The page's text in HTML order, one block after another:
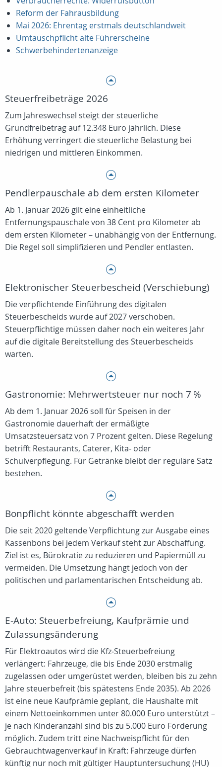
Reform der Fahrausbildung
Mai 2026: Ehrentag erstmals deutschlandweit
Umtauschpflicht alte Führerscheine
Schwerbehindertenanzeige
Steuerfreibeträge 2026
Zum Jahreswechsel steigt der steuerliche
Grundfreibetrag auf 12.348 Euro jährlich. Diese
Erhöhung verringert die steuerliche Belastung bei
niedrigen und mittleren Einkommen.
Pendlerpauschale ab dem ersten Kilometer
Ab 1. Januar 2026 gilt eine einheitliche
Entfernungspauschale von 38 Cent pro Kilometer ab
dem ersten Kilometer – unabhängig von der Entfernung.
Die Regel soll simplifizieren und Pendler entlasten.
Elektronischer Steuerbescheid (Verschiebung)
Die verpflichtende Einführung des digitalen
Steuerbescheids wurde auf 2027 verschoben.
Steuerpflichtige müssen daher noch ein weiteres Jahr
auf die digitale Bereitstellung des Steuerbescheids
warten.
Gastronomie: Mehrwertsteuer nur noch 7 %
Ab dem 1. Januar 2026 soll für Speisen in der
Gastronomie dauerhaft der ermäßigte
Umsatzsteuersatz von 7 Prozent gelten. Diese Regelung
betrifft Restaurants, Caterer, Kita‑ oder
Schulverpflegung. Für Getränke bleibt der reguläre Satz
bestehen.
Bonpflicht könnte abgeschafft werden
Die seit 2020 geltende Verpflichtung zur Ausgabe eines
Kassenbons bei jedem Verkauf steht zur Abschaffung.
Ziel ist es, Bürokratie zu reduzieren und Papiermüll zu
vermeiden. Die Umsetzung hängt jedoch von der
politischen und parlamentarischen Entscheidung ab.
E‑Auto: Steuerbefreiung, Kaufprämie und
Zulassungsänderung
Für Elektroautos wird die Kfz‑Steuerbefreiung
verlängert: Fahrzeuge, die bis Ende 2030 erstmalig
zugelassen oder umgerüstet werden, bleiben bis zu zehn
Jahre steuerbefreit (bis spätestens Ende 2035). Ab 2026
ist eine neue Kaufprämie geplant, die Haushalte mit
einem Nettoeinkommen unter 80.000 Euro unterstützt –
je nach Kinderanzahl sind bis zu 5.000 Euro Förderung
möglich. Zudem tritt eine Nachweispflicht für den
Gebrauchtwagenverkauf in Kraft: Fahrzeuge dürfen
künftig nur noch mit gültiger Hauptuntersuchung (HU)